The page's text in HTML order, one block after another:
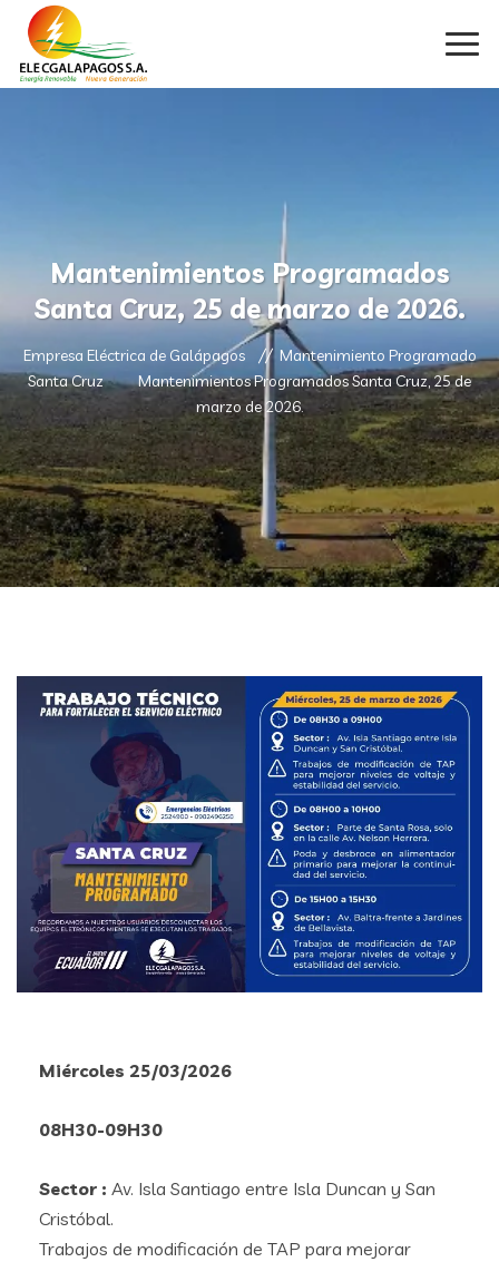
Mantenimientos Programados
Santa Cruz, 25 de marzo de 2026.
Empresa Eléctrica de Galápagos
Mantenimiento Programado
Santa Cruz
Mantenimientos Programados Santa Cruz, 25 de
marzo de 2026.
Miércoles 25/03/2026
08H30-09H30
Sector : Av. Isla Santiago entre Isla Duncan y San
Cristóbal.
Trabajos de modificación de TAP para mejorar